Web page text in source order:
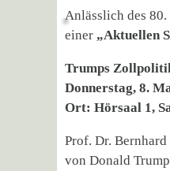
Anlässlich des
einer „Aktuellen
Trumps
Donnerstag, 8.
Ort: Hörsaal 1,
Prof. Dr.
von Donald